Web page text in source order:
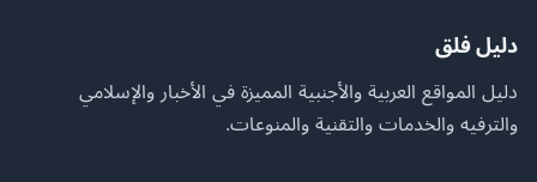
دليل فلق
دليل المواقع العربية والأجنبية المميزة في الأخبار والإسلامي
والترفيه والخدمات والتقنية والمنوعات.